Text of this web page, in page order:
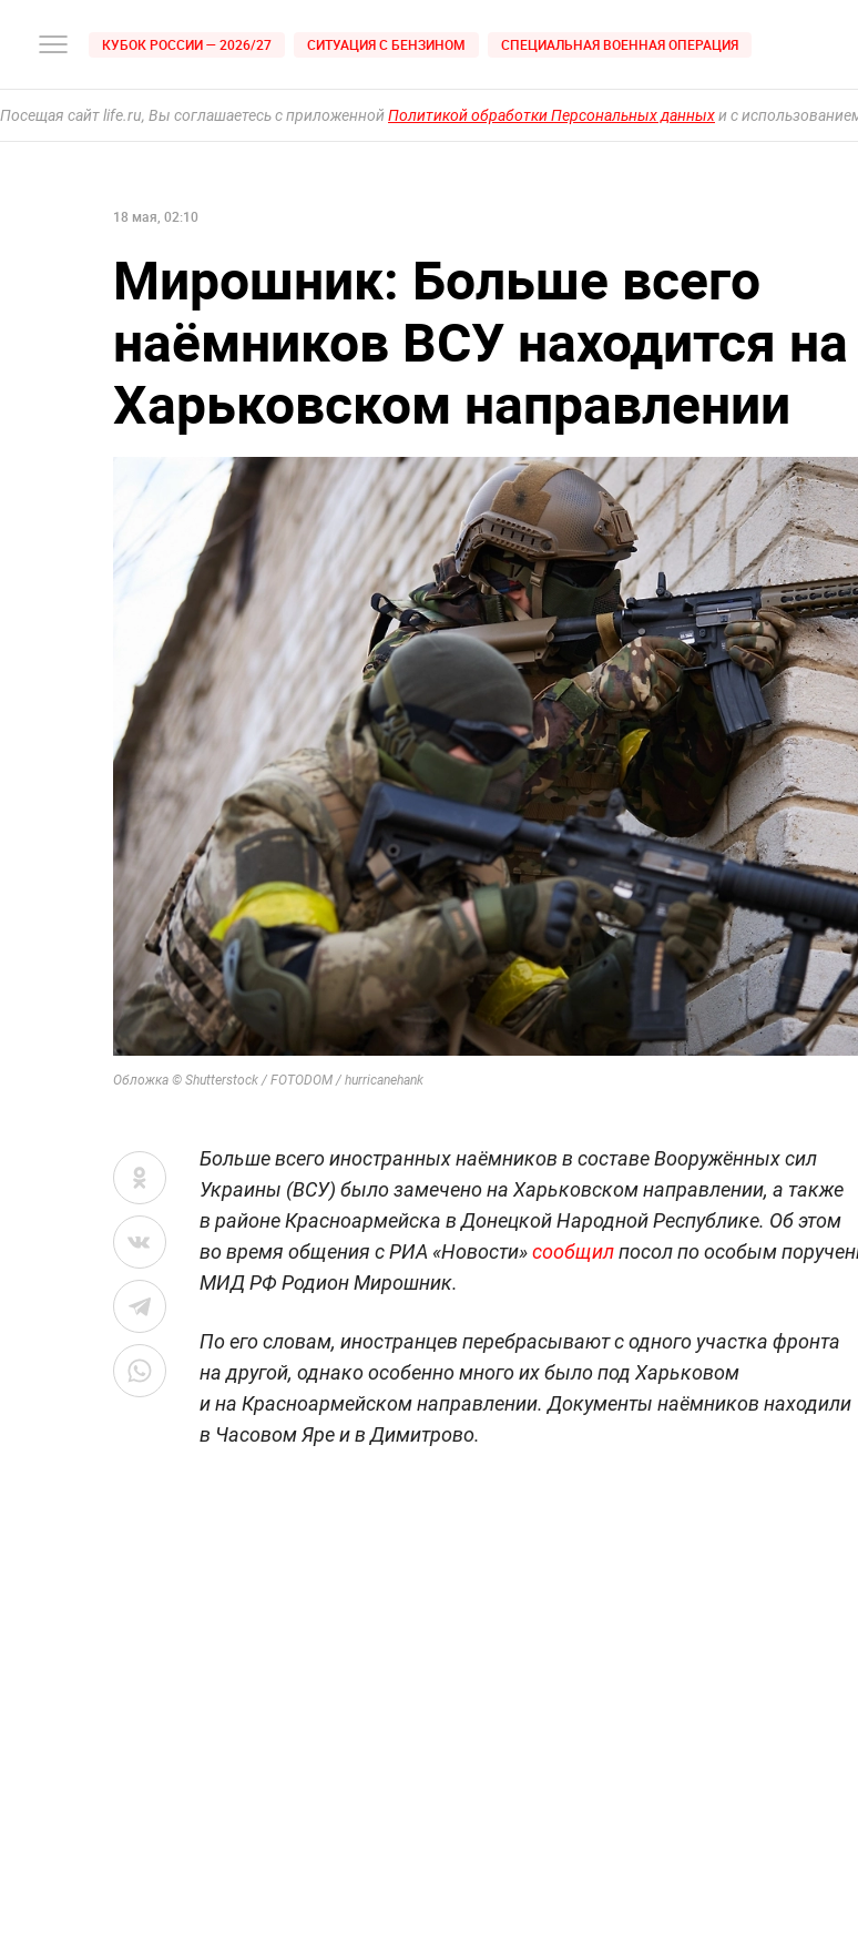
КУБОК РОССИИ — 2026/27 СИТУАЦИЯ С БЕНЗИНОМ СПЕЦИАЛЬНАЯ ВОЕННАЯ ОПЕРАЦИЯ
Посещая сайт life.ru, Вы соглашаетесь с приложеннойПолитикой обработки Персональных данныхи с
18 мая, 02:10
Мирошник: Больше всего
наёмников ВСУ находится на
Харьковском направлении
Обложка © Shutterstock / FOTODOM / hurricanehank
Больше всего иностранных наёмников в составе Вооружённых сил
Украины (ВСУ) было замечено на Харьковском направлении, а также
в районе Красноармейска в Донецкой Народной Республике. Об этом
во время общения с РИА «Новости»сообщилпосол по особым
МИД РФ Родион Мирошник.
По его словам, иностранцев перебрасывают с одного участка фронта
на другой, однако особенно много их было под Харьковом
и на Красноармейском направлении. Документы наёмников находили
в Часовом Яре и в Димитрово.